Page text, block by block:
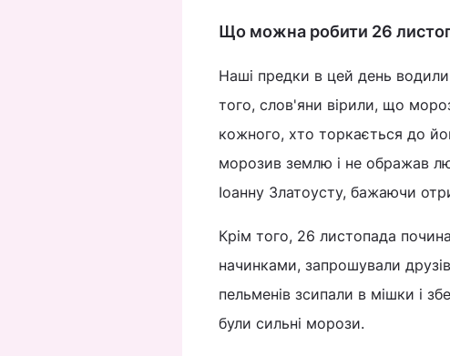
Що можна робити 26
Наші предки в цей день водили
того, слов'яни вірили, що
кожного, хто торкається до
морозив землю і не ображав
Іоанну Златоусту, бажаючи
Крім того, 26 листопада
начинками, запрошували
пельменів зсипали в мішки і
були сильні морози.